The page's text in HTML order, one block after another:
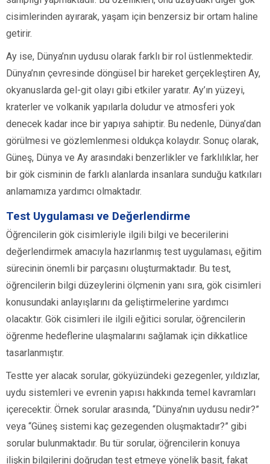
cisimlerinden ayırarak, yaşam için benzersiz bir ortam haline
getirir.
Ay ise, Dünya’nın uydusu olarak farklı bir rol üstlenmektedir.
Dünya’nın çevresinde döngüsel bir hareket gerçekleştiren Ay,
okyanuslarda gel-git olayı gibi etkiler yaratır. Ay’ın yüzeyi,
kraterler ve volkanik yapılarla doludur ve atmosferi yok
denecek kadar ince bir yapıya sahiptir. Bu nedenle, Dünya’dan
görülmesi ve gözlemlenmesi oldukça kolaydır. Sonuç olarak,
Güneş, Dünya ve Ay arasındaki benzerlikler ve farklılıklar, her
bir gök cisminin de farklı alanlarda insanlara sunduğu katkıları
anlamamıza yardımcı olmaktadır.
Test Uygulaması ve Değerlendirme
Öğrencilerin gök cisimleriyle ilgili bilgi ve becerilerini
değerlendirmek amacıyla hazırlanmış test uygulaması, eğitim
sürecinin önemli bir parçasını oluşturmaktadır. Bu test,
öğrencilerin bilgi düzeylerini ölçmenin yanı sıra, gök cisimleri
konusundaki anlayışlarını da geliştirmelerine yardımcı
olacaktır. Gök cisimleri ile ilgili eğitici sorular, öğrencilerin
öğrenme hedeflerine ulaşmalarını sağlamak için dikkatlice
tasarlanmıştır.
Testte yer alacak sorular, gökyüzündeki gezegenler, yıldızlar,
uydu sistemleri ve evrenin yapısı hakkında temel kavramları
içerecektir. Örnek sorular arasında, “Dünya’nın uydusu nedir?”
veya “Güneş sistemi kaç gezegenden oluşmaktadır?” gibi
sorular bulunmaktadır. Bu tür sorular, öğrencilerin konuya
ilişkin bilgilerini doğrudan test etmeye yönelik basit, fakat